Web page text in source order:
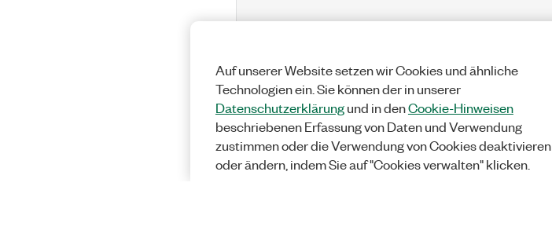
Auf unserer Website setzen wir Cookies und ähnliche
Technologien ein. Sie können der in unserer
Datenschutzerklärungund in denCookie-Hinweisen
beschriebenen Erfassung von Daten und Verwendung
zustimmen oder die Verwendung von Cookies deaktivieren
oder ändern, indem Sie auf "Cookies verwalten" klicken.